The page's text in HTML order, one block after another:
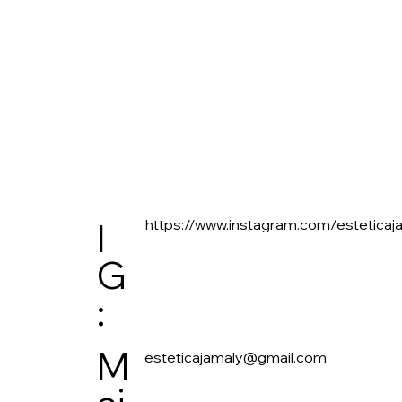
I
G
:
https://www.instagram.com/
M
esteticajamaly@gmail.com